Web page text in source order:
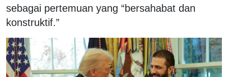
sebagai pertemuan yang “bersahabat dan
konstruktif.”